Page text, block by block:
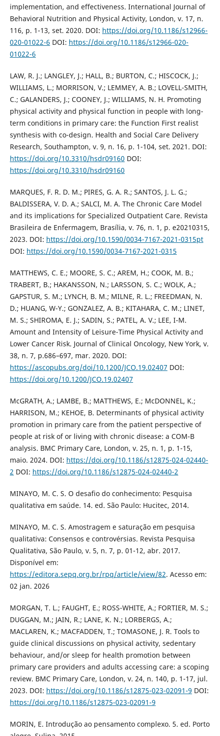
implementation, and effectiveness. International Journal of
Behavioral Nutrition and Physical Activity, London, v. 17, n.
116, p. 1-13, set. 2020. DOI: https://doi.org/10.1186/s12966-
020-01022-6 DOI: https://doi.org/10.1186/s12966-020-
01022-6
LAW, R. J.; LANGLEY, J.; HALL, B.; BURTON, C.; HISCOCK, J.;
WILLIAMS, L.; MORRISON, V.; LEMMEY, A. B.; LOVELL-SMITH,
C.; GALANDERS, J.; COONEY, J.; WILLIAMS, N. H. Promoting
physical activity and physical function in people with long-
term conditions in primary care: the Function First realist
synthesis with co-design. Health and Social Care Delivery
Research, Southampton, v. 9, n. 16, p. 1-104, set. 2021. DOI:
https://doi.org/10.3310/hsdr09160 DOI:
https://doi.org/10.3310/hsdr09160
MARQUES, F. R. D. M.; PIRES, G. A. R.; SANTOS, J. L. G.;
BALDISSERA, V. D. A.; SALCI, M. A. The Chronic Care Model
and its implications for Specialized Outpatient Care. Revista
Brasileira de Enfermagem, Brasília, v. 76, n. 1, p. e20210315,
2023. DOI: https://doi.org/10.1590/0034-7167-2021-0315pt
DOI: https://doi.org/10.1590/0034-7167-2021-0315
MATTHEWS, C. E.; MOORE, S. C.; AREM, H.; COOK, M. B.;
TRABERT, B.; HAKANSSON, N.; LARSSON, S. C.; WOLK, A.;
GAPSTUR, S. M.; LYNCH, B. M.; MILNE, R. L.; FREEDMAN, N.
D.; HUANG, W-Y.; GONZALEZ, A. B.; KITAHARA, C. M.; LINET,
M. S.; SHIROMA, E. J.; SADIN, S.; PATEL, A. V.; LEE, I-M.
Amount and Intensity of Leisure-Time Physical Activity and
Lower Cancer Risk. Journal of Clinical Oncology, New York, v.
38, n. 7, p.686–697, mar. 2020. DOI:
https://ascopubs.org/doi/10.1200/JCO.19.02407 DOI:
https://doi.org/10.1200/JCO.19.02407
McGRATH, A.; LAMBE, B.; MATTHEWS, E.; McDONNEL, K.;
HARRISON, M.; KEHOE, B. Determinants of physical activity
promotion in primary care from the patient perspective of
people at risk of or living with chronic disease: a COM-B
analysis. BMC Primary Care, London, v. 25, n. 1, p. 1-15,
maio. 2024. DOI: https://doi.org/10.1186/s12875-024-02440-
2 DOI: https://doi.org/10.1186/s12875-024-02440-2
MINAYO, M. C. S. O desafio do conhecimento: Pesquisa
qualitativa em saúde. 14. ed. São Paulo: Hucitec, 2014.
MINAYO, M. C. S. Amostragem e saturação em pesquisa
qualitativa: Consensos e controvérsias. Revista Pesquisa
Qualitativa, São Paulo, v. 5, n. 7, p. 01-12, abr. 2017.
Disponível em:
https://editora.sepq.org.br/rpq/article/view/82. Acesso em:
02 jan. 2026
MORGAN, T. L.; FAUGHT, E.; ROSS-WHITE, A.; FORTIER, M. S.;
DUGGAN, M.; JAIN, R.; LANE, K. N.; LORBERGS, A.;
MACLAREN, K.; MACFADDEN, T.; TOMASONE, J. R. Tools to
guide clinical discussions on physical activity, sedentary
behaviour, and/or sleep for health promotion between
primary care providers and adults accessing care: a scoping
review. BMC Primary Care, London, v. 24, n. 140, p. 1-17, jul.
2023. DOI: https://doi.org/10.1186/s12875-023-02091-9 DOI:
https://doi.org/10.1186/s12875-023-02091-9
MORIN, E. Introdução ao pensamento complexo. 5. ed. Porto